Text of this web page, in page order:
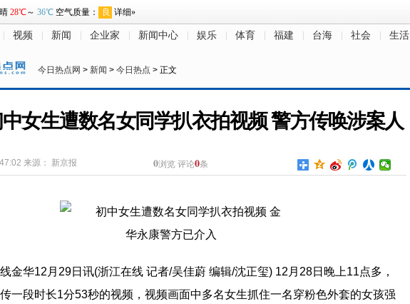
视频 新闻 企业家 新闻中心 娱乐 体育 福建 台海 社会 生活
今日热点网 > 新闻 > 今日热点 > 正文
女生遭数名女同学扒衣拍视频 警方传唤涉案人
来源： 新京报 0浏览 评论0条
金华12月29日讯(浙江在线 记者/吴佳蔚 编辑/沈正玺) 12月28日晚上11点多，
一段时长1分53秒的视频，视频画面中多名女生抓住一名穿粉色外套的女孩强